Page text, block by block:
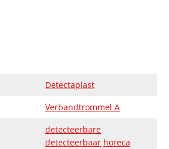
Detectaplast
Verbandtrommel A
detecteerbare
detecteerbaar horeca